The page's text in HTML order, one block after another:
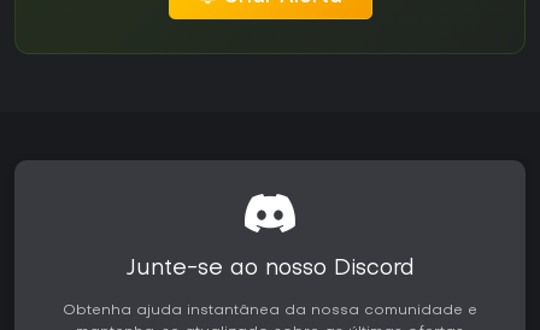
Junte-se ao nosso Discord
Obtenha ajuda instantânea da nossa comunidade e